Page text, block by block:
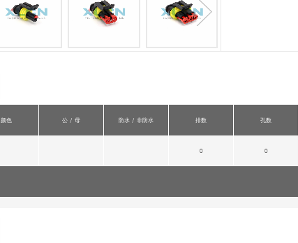
颜色 公 / 母 防水 / 非防水 排数
0
孔数
0